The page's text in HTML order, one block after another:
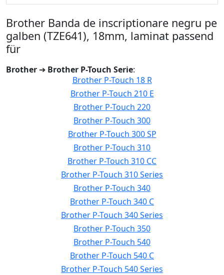
Brother Banda de inscriptionare negru pe
galben (TZE641), 18mm, laminat passend
für
Brother ➔ Brother P-Touch Serie:
Brother P-Touch 18 R
Brother P-Touch 210 E
Brother P-Touch 220
Brother P-Touch 300
Brother P-Touch 300 SP
Brother P-Touch 310
Brother P-Touch 310 CC
Brother P-Touch 310 Series
Brother P-Touch 340
Brother P-Touch 340 C
Brother P-Touch 340 Series
Brother P-Touch 350
Brother P-Touch 540
Brother P-Touch 540 C
Brother P-Touch 540 Series